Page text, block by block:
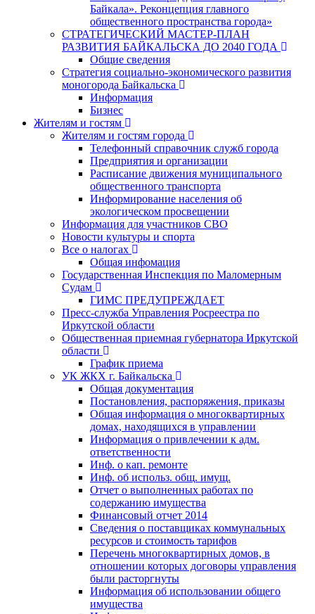
Байкала». Реконцепция главного
общественного пространства города»
СТРАТЕГИЧЕСКИЙ МАСТЕР-ПЛАН
РАЗВИТИЯ БАЙКАЛЬСКА ДО 2040 ГОДА
Общие сведения
Стратегия социально-экономического развития
моногорода Байкальска
Информация
Бизнес
Жителям и гостям
Жителям и гостям города
Телефонный справочник служб города
Предприятия и организации
Расписание движения муниципального
общественного транспорта
Информирование населения об
экологическом просвещении
Информация для участников СВО
Новости культуры и спорта
Все о налогах
Общая инфомация
Государственная Инспекция по Маломерным
Судам
ГИМС ПРЕДУПРЕЖДАЕТ
Пресс-служба Управления Росреестра по
Иркутской области
Общественная приемная губернатора Иркутской
области
График приема
УК ЖКХ г. Байкальска
Общая документация
Постановления, распоряжения, приказы
Общая информация о многоквартирных
домах, находящихся в управлении
Информация о привлечении к адм.
ответственности
Инф. о кап. ремонте
Инф. об использ. общ. имущ.
Отчет о выполненных работах по
содержанию имущества
Финансовый отчет 2014
Сведения о поставщиках коммунальных
ресурсов и стоимость тарифов
Перечень многоквартирных домов, в
отношении которых договоры управления
были расторгнуты
Информация об использовании общего
имущества